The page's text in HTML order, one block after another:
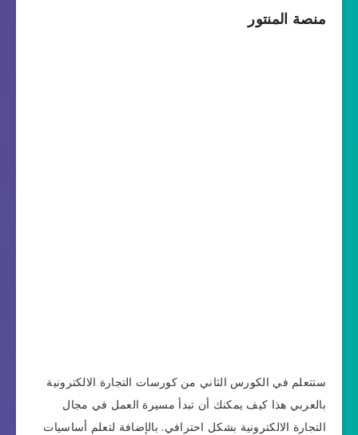
منصة المنتور
ستتعلم في الكورس الثاني من كورسات التجارة الالكترونية
بالعربي هذا كيف يمكنك أن تبدأ مسيرة العمل في مجال
التجارة الالكترونية بشكل احترافي. بالإضافة لتعلم أساسيات